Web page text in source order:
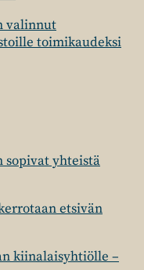
valinnut
toimikaudeksi
sopivat yhteistä
etsivän
kiinalaisyhtiölle –